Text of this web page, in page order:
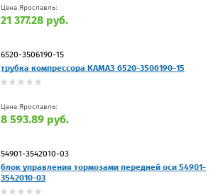
Цена Ярославль:
21 377.28 руб.
6520-3506190-15
трубка компрессора КАМАЗ 6520-3506190-15
Цена Ярославль:
8 593.89 руб.
54901-3542010-03
блок управления тормозами передней оси 54901-
3542010-03